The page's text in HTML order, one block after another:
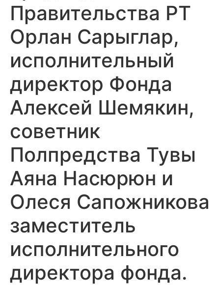
Правительства РТ
Орлан Сарыглар,
исполнительный
директор Фонда
Алексей Шемякин,
советник
Полпредства Тувы
Аяна Насюрюн и
Олеся Сапожникова
заместитель
исполнительного
директора фонда.